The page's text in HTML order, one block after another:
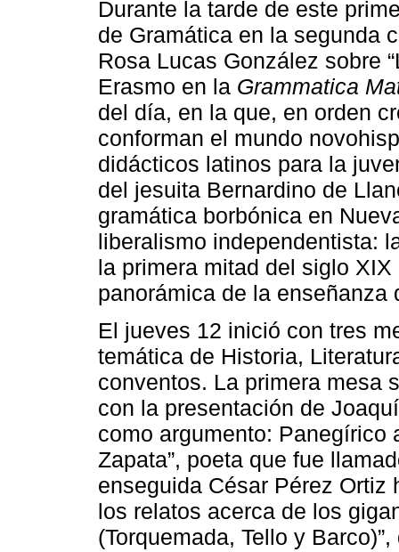
Durante la tarde de este
de Gramática en la segunda
Rosa Lucas González sobre
Erasmo en la Grammatica
del día, en la que, en orden
conforman el mundo
didácticos latinos para la
del jesuita Bernardino de
gramática borbónica en
liberalismo independentista:
la primera mitad del siglo
panorámica de la
El jueves 12 inició con tres
temática de Historia,
conventos. La primera mesa
con la presentación de
como argumento: Panegírico
Zapata”, poeta que fue
enseguida César Pérez Ortiz
los relatos acerca de los
(Torquemada, Tello y